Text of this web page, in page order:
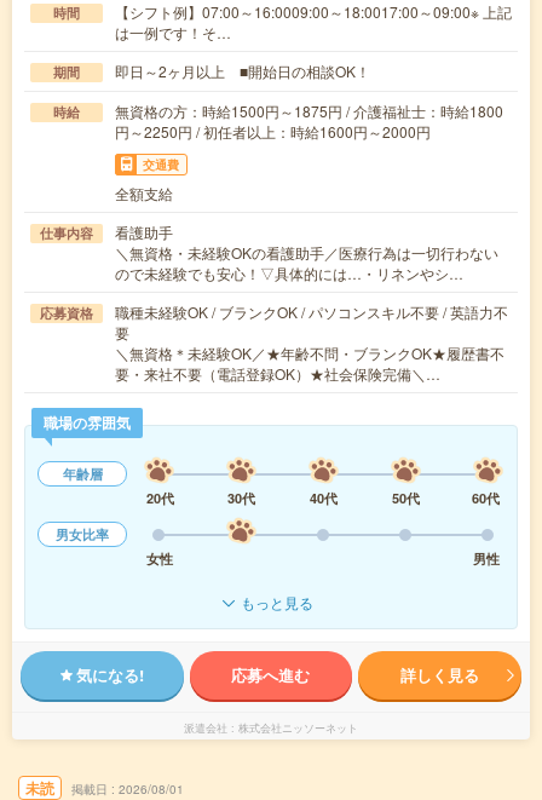
時間
【シフト例】07:00～16:0009:00～18:0017:00～09:00※ 上記
は一例です！そ…
期間 即日～2ヶ月以上 ■開始日の相談OK！
時給
無資格の方：時給1500円～1875円 / 介護福祉士：時給1800
円～2250円 / 初任者以上：時給1600円～2000円
交通費
全額支給
仕事内容
看護助手
＼無資格・未経験OKの看護助手／医療行為は一切行わない
ので未経験でも安心！▽具体的には…・リネンやシ…
応募資格
職種未経験OK / ブランクOK / パソコンスキル不要 / 英語力不
要
＼無資格＊未経験OK／★年齢不問・ブランクOK★履歴書不
要・来社不要（電話登録OK）★社会保険完備＼…
職場の雰囲気
年齢層
20代
30代 40代 50代
60代
男女比率
女性
男性
もっと見る
気になる! 応募へ進む 詳しく見る
派遣会社 株式会社ニッソーネット
未読 掲載日 2026/08/01